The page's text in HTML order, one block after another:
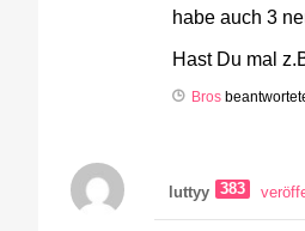
habe auch 3
Hast Du mal
Bros
luttyy 383